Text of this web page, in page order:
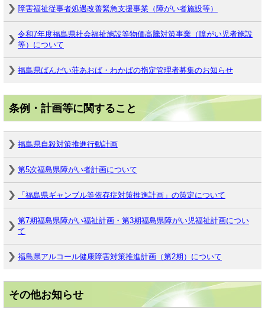
障害福祉従事者処遇改善緊急支援事業（障がい者施設等）
令和7年度福島県社会福祉施設等物価高騰対策事業（障がい児者施設
等）について
福島県ばんだい荘あおば・わかばの指定管理者募集のお知らせ
条例・計画等に関すること
福島県自殺対策推進行動計画
第5次福島県障がい者計画について
「福島県ギャンブル等依存症対策推進計画」の策定について
第7期福島県障がい福祉計画・第3期福島県障がい児福祉計画につい
て
福島県アルコール健康障害対策推進計画（第2期）について
その他お知らせ